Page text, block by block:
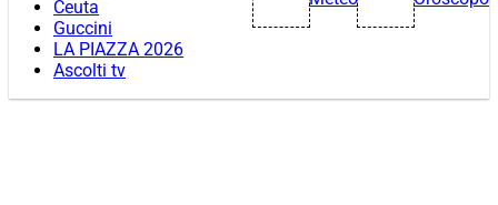
Ceuta
Guccini
LA PIAZZA 2026
Ascolti tv